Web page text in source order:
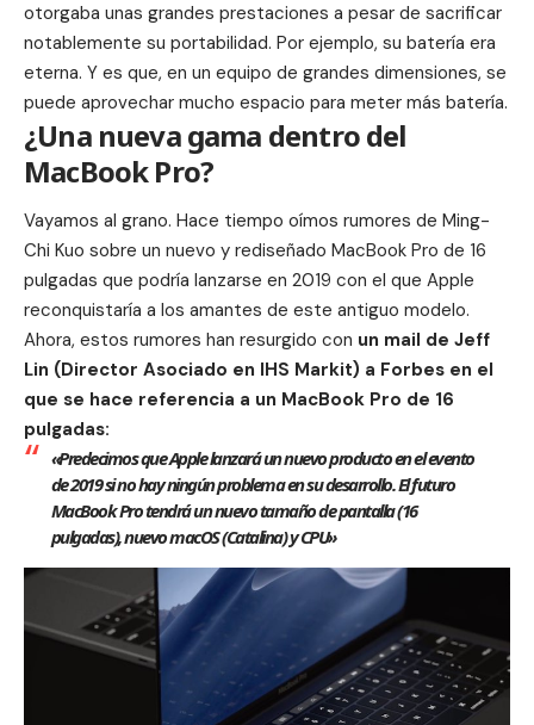
otorgaba unas grandes prestaciones a pesar de sacrificar
notablemente su portabilidad. Por ejemplo, su batería era
eterna. Y es que, en un equipo de grandes dimensiones, se
puede aprovechar mucho espacio para meter más batería.
¿Una nueva gama dentro del
MacBook Pro?
Vayamos al grano. Hace tiempo oímos rumores de Ming-
Chi Kuo sobre un nuevo y rediseñado MacBook Pro de 16
pulgadas que podría lanzarse en 2019 con el que Apple
reconquistaría a los amantes de este antiguo modelo.
Ahora, estos rumores han resurgido con un mail de Jeff
Lin (Director Asociado en IHS Markit) a Forbes en el
que se hace referencia a un MacBook Pro de 16
pulgadas:
«Predecimos que Apple lanzará un nuevo producto en el evento
de 2019 si no hay ningún problema en su desarrollo. El futuro
MacBook Pro tendrá un nuevo tamaño de pantalla (16
pulgadas), nuevo macOS (Catalina) y CPU»